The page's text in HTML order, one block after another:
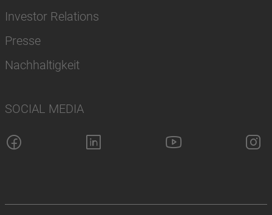
Investor Relations
Presse
Nachhaltigkeit
SOCIAL MEDIA